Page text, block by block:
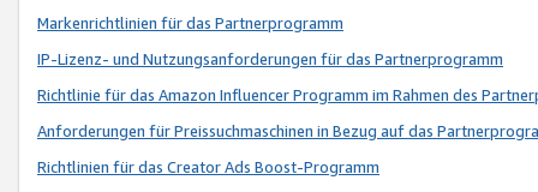
Markenrichtlinien für das Partnerprogramm
IP-Lizenz- und Nutzungsanforderungen für das Partnerprogramm
Richtlinie für das Amazon Influencer Programm im Rahmen des
Anforderungen für Preissuchmaschinen in Bezug auf das
Richtlinien für das Creator Ads Boost-Programm